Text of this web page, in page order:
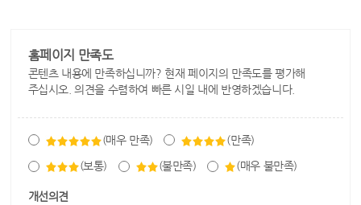
홈페이지 만족도
콘텐츠 내용에 만족하십니까? 현재 페이지의 만족도를 평가해
주십시오. 의견을 수렴하여 빠른 시일 내에 반영하겠습니다.
(매우 만족) (만족)
(보통) (불만족) (매우 불만족)
개선의견